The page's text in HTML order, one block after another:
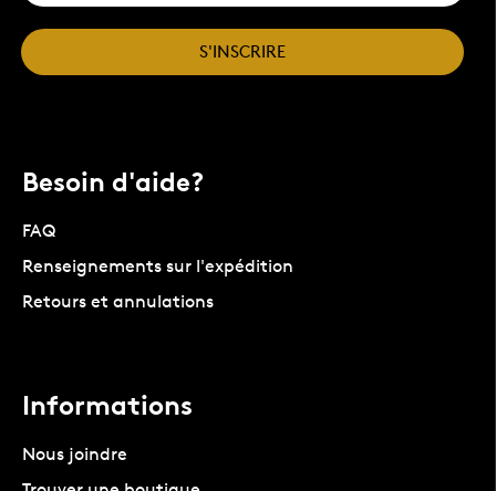
S'INSCRIRE
Besoin d'aide?
FAQ
Renseignements sur l'expédition
Retours et annulations
Informations
Nous joindre